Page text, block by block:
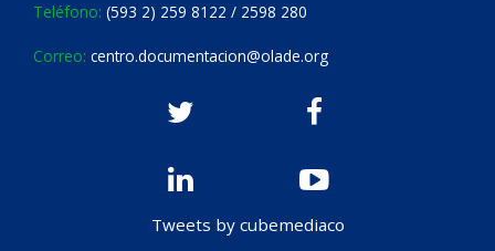
Teléfono: (593 2) 259 8122 / 2598 280
Correo: centro.documentacion@olade.org
Tweets by cubemediaco